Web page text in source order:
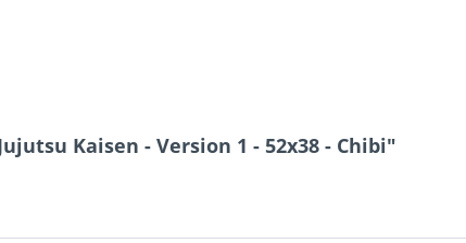
Kaisen - Version 1 - 52x38 - Chibi"